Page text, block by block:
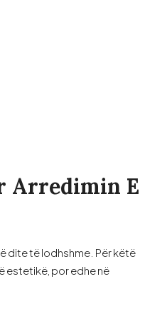
Arredimin E
dite të lodhshme. Për këtë
estetikë, por edhe në